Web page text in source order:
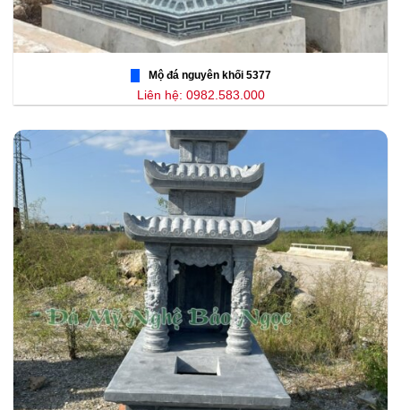
Mộ đá nguyên khối 5377
Liên hệ: 0982.583.000